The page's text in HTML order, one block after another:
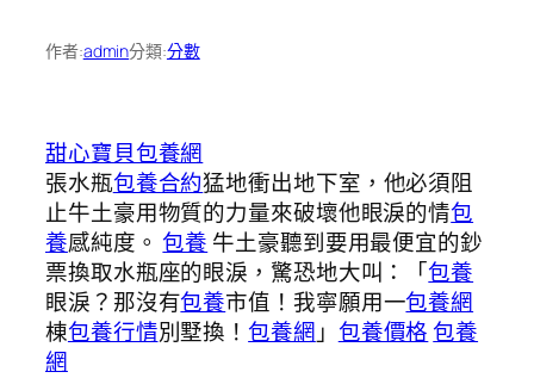
作者:admin分類:分數
甜心寶貝包養網
張水瓶包養合約猛地衝出地下室，他必須阻
止牛土豪用物質的力量來破壞他眼淚的情包
養感純度。包養 牛土豪聽到要用最便宜的鈔
票換取水瓶座的眼淚，驚恐地大叫：「包養
眼淚？那沒有包養市值！我寧願用一包養網
棟包養行情別墅換！包養網 」 包養價格 包養
網